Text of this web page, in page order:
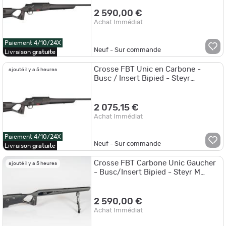
Paiement 4/10/24X
Livraison gratuite
2 590,00 €
Achat Immédiat
Neuf - Sur commande
ajouté il y a 5 heures
Paiement 4/10/24X
Livraison gratuite
Crosse FBT Unic en Carbone -
Busc / Insert Bipied - Steyr
2 075,15 €
Achat Immédiat
Neuf - Sur commande
ajouté il y a 5 heures
Crosse FBT Carbone Unic Gaucher
- Busc/Insert Bipied - Steyr M
2 590,00 €
Achat Immédiat